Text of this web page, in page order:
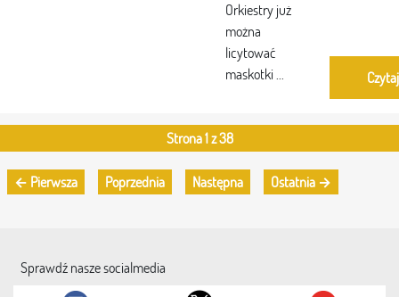
Orkiestry już
można
licytować
maskotki ...
Strona 1 z 38
← Pierwsza Poprzednia Następna Ostatnia →
Sprawdź nasze socialmedia